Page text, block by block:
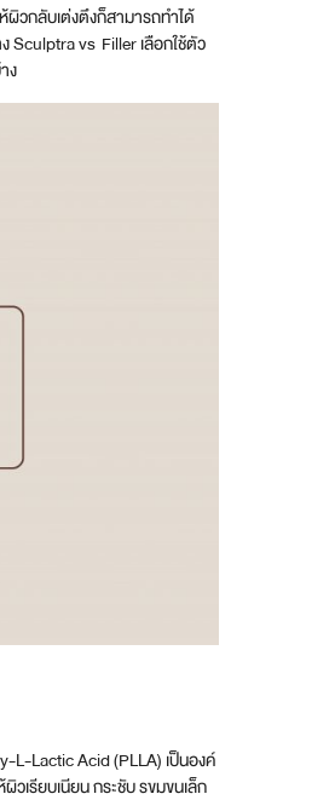
วกลับเต่งตึงก็สามารถทำได้
vs Filler เลือกใช้ตัว
ง
Lactic Acid (PLLA) เป็นองค์
เรียบเนียน กระชับ รูขุมขนเล็ก